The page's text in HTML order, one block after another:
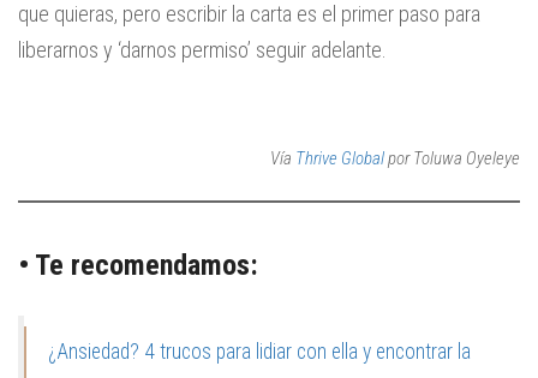
que quieras, pero escribir la carta es el primer paso para
liberarnos y ‘darnos permiso’ seguir adelante.
Vía Thrive Globalpor Toluwa Oyeleye
• Te recomendamos:
¿Ansiedad? 4 trucos para lidiar con ella y encontrar la